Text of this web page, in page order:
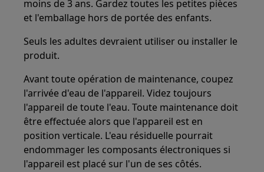
moins de 3 ans. Gardez toutes les petites pièces
et l'emballage hors de portée des enfants.
Seuls les adultes devraient utiliser ou installer le
produit.
Avant toute opération de maintenance, coupez
l'arrivée d'eau de l'appareil. Videz toujours
l'appareil de toute l'eau. Toute maintenance doit
être effectuée alors que l'appareil est en
position verticale. L'eau résiduelle pourrait
endommager les composants électroniques si
l'appareil est placé sur l'un de ses côtés.